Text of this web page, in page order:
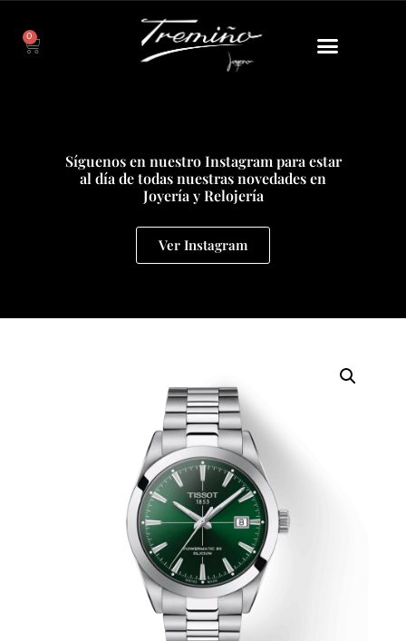
0
Síguenos en nuestro Instagram para estar
al día de todas nuestras novedades en
Joyería y Relojería
Ver Instagram